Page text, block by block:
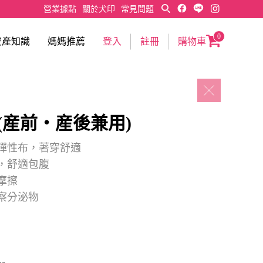
營業據點 關於犬印 常見問題
產知識 媽媽推薦 登入 註冊 購物車
0
前・産後兼用)
性布，著穿舒適
舒適包腹
擦
分泌物